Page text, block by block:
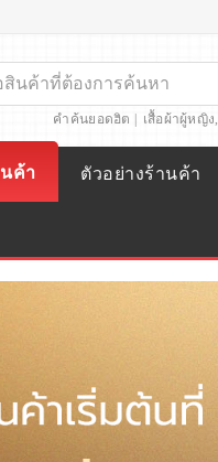
คำค้นยอดฮิต | เสื้อผ้าผู้หญิง,
ค้า ตัวอย่างร้านค้า